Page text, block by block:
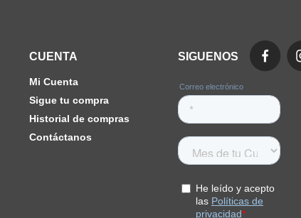
CUENTA
Mi Cuenta
Sigue tu compra
Historial de compras
Contáctanos
SIGUENOS